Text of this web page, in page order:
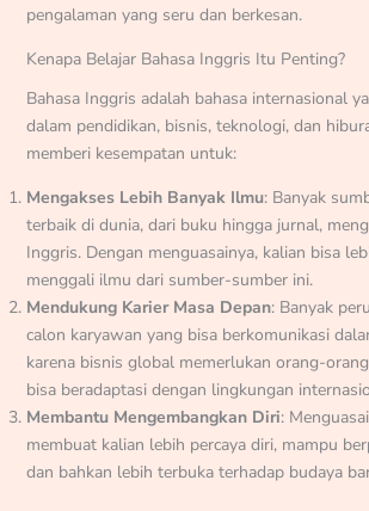
pengalaman yang seru dan berkesan.
Kenapa Belajar Bahasa Inggris Itu Penting?
Bahasa Inggris adalah bahasa internasional
dalam pendidikan, bisnis, teknologi, dan
memberi kesempatan untuk:
Mengakses Lebih Banyak Ilmu: Banyak
terbaik di dunia, dari buku hingga jurnal,
Inggris. Dengan menguasainya, kalian bisa
menggali ilmu dari sumber-sumber ini.
Mendukung Karier Masa Depan: Banyak
calon karyawan yang bisa berkomunikasi
karena bisnis global memerlukan orang-
bisa beradaptasi dengan lingkungan
Membantu Mengembangkan Diri:
membuat kalian lebih percaya diri, mampu
dan bahkan lebih terbuka terhadap budaya